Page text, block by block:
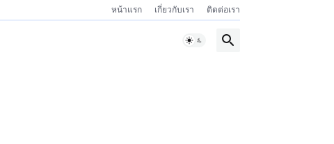
หน้าแรก เกี่ยวกับเรา ติดต่อเรา